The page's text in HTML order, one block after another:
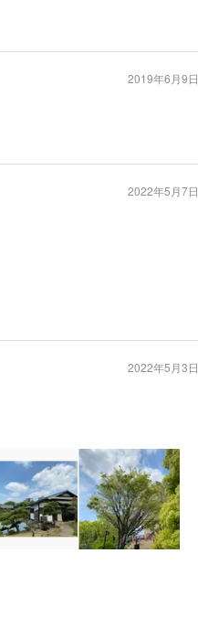
2019年6月9日
2022年5月7日
2022年5月3日